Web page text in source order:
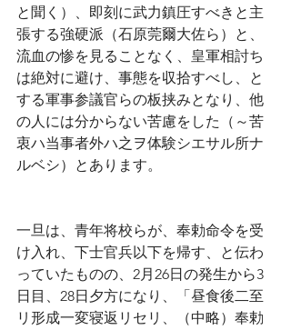
と聞く）、即刻に武力鎮圧すべきと主
張する強硬派（石原莞爾大佐ら）と、
流血の惨を見ることなく、皇軍相討ち
は絶対に避け、事態を収拾すべし、と
する軍事参議官らの板挟みとなり、他
の人には分からない苦慮をした（～苦
衷ハ当事者外ハ之ヲ体験シエサル所ナ
ルベシ）とあります。
一旦は、青年将校らが、奉勅命令を受
け入れ、下士官兵以下を帰す、と伝わ
っていたものの、2月26日の発生から3
日目、28日夕方になり、「昼食後二至
リ形成一変寝返リセリ、（中略）奉勅